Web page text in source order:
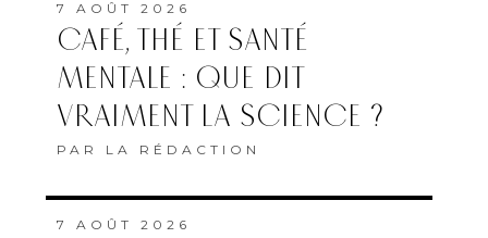
7 AOÛT 2026
CAFÉ, THÉ ET SANTÉ
MENTALE : QUE DIT
VRAIMENT LA SCIENCE ?
PAR LA RÉDACTION
7 AOÛT 2026